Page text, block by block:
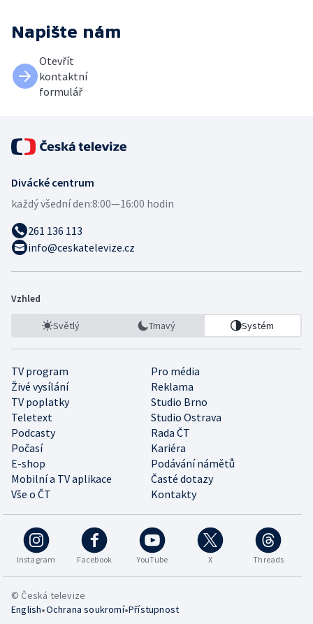
Napište nám
Otevřít
kontaktní
formulář
Divácké centrum
každý všední den:8:00—16:00 hodin
261 136 113
info@ceskatelevize.cz
Vzhled
Světlý Tmavý Systém
TV program
Pro média
Živé vysílání
Reklama
TV poplatky
Studio Brno
Teletext
Studio Ostrava
Podcasty
Rada ČT
Počasí
Kariéra
E-shop
Podávání námětů
Mobilní a TV aplikace
Časté dotazy
Vše o ČT
Kontakty
Instagram Facebook YouTube X Threads
© Česká televize
English•Ochrana soukromí•Přístupnost